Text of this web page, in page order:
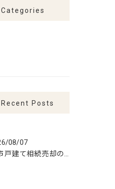
Categories
Recent Posts
08/07
戸田市戸建て相続売却の最適時期